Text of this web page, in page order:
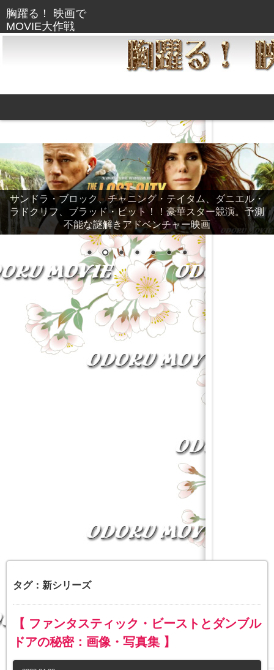
サンドラ・ブロック、チャニング・テイタム、ダニエル・
ラドクリフ、ブラッド・ピット！！豪華スター競演。予測
不能な謎解きアドベンチャー映画
タグ：新シリーズ
【 ファンタスティック・ビーストとダンブル
ドアの秘密：画像・写真集 】